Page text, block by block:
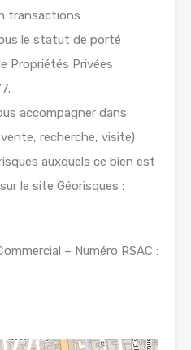
transactions
le statut de porté
Propriétés Privées
accompagner dans
recherche, visite)
auxquels ce bien est
le site Géorisques :
– Numéro RSAC :